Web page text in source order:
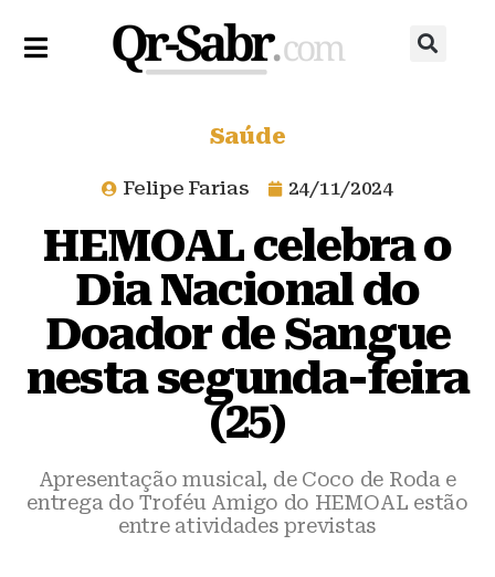
Saúde
Felipe Farias 24/11/2024
HEMOAL celebra o
Dia Nacional do
Doador de Sangue
nesta segunda-feira
(25)
Apresentação musical, de Coco de Roda e
entrega do Troféu Amigo do HEMOAL estão
entre atividades previstas